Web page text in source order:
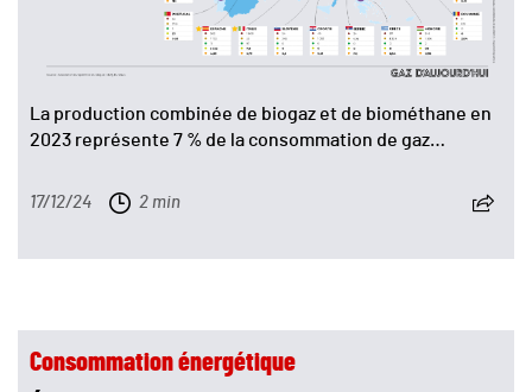
La production combinée de biogaz et de biométhane en
2023 représente 7 % de la consommation de gaz…
17/12/24 2 min
Consommation énergétique